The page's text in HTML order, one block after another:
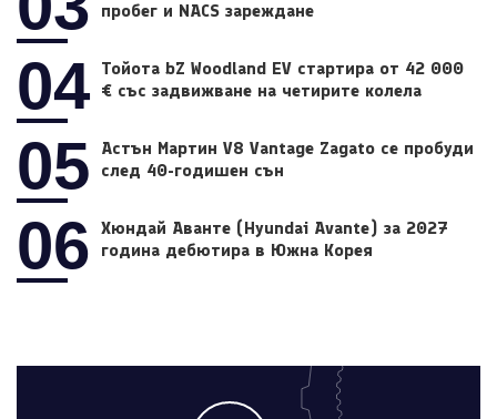
пробег и NACS зареждане
04 Тойота bZ Woodland EV стартира от 42 000
€ със задвижване на четирите колела
05
Астън Мартин V8 Vantage Zagato се пробуди
след 40-годишен сън
06
Хюндай Аванте (Hyundai Avante) за 2027
година дебютира в Южна Корея